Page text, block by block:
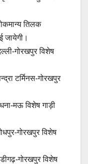
तिलक
जायेगी।
गोरखपुर विशेष
टर्मिनस-गोरखपुर
मऊ विशेष गाड़ी
गोरखपुर विशेष
गोरखपुर विशेष